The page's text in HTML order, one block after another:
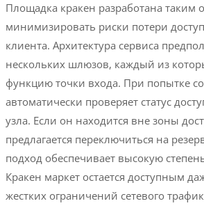
Площадка кракен разработана таким
минимизировать риски потери
клиента. Архитектура сервиса
нескольких шлюзов, каждый из
функцию точки входа. При попытке
автоматически проверяет статус
узла. Если он находится вне зоны
предлагается переключиться на
подход обеспечивает высокую
Кракен маркет остается доступным
жестких ограничений сетевого